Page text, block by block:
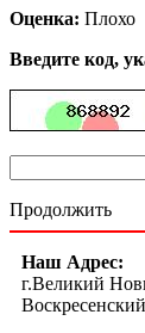
Оценка: Плохо
Введите код,
Продолжить
Наш Адрес:
г.Великий